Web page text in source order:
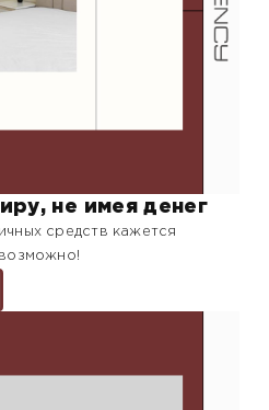
не имея денег
средств кажется